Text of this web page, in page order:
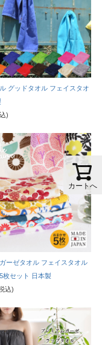
グッドタオル フェイスタオ
)
ーゼタオル フェイスタオル
枚セット 日本製
込)
カートへ